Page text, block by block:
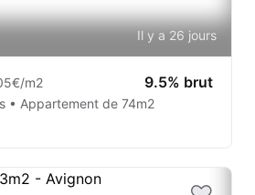
Il y a 26 jours
m2 9.5% brut
• Appartement de 74m2